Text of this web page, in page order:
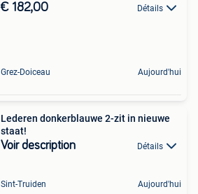
€ 182,00 Détails
Grez-Doiceau Aujourd'hui
Lederen donkerblauwe 2-zit in nieuwe
staat!
Voir description Détails
Sint-Truiden Aujourd'hui